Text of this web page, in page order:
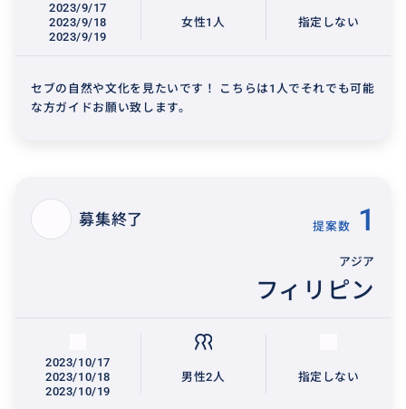
2023/9/17
2023/9/18
2023/9/19
女性1人 指定しない
セブの自然や文化を見たいです！ こちらは1人でそれでも可能
な方ガイドお願い致します。
募集終了 提案数 1
アジア
フィリピン
2023/10/17
2023/10/18
2023/10/19
男性2人 指定しない